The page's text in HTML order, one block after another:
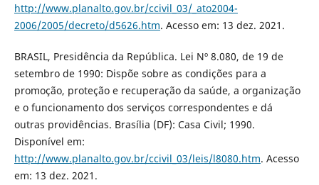
http://www.planalto.gov.br/ccivil_03/_ato2004-
2006/2005/decreto/d5626.htm. Acesso em: 13 dez. 2021.
BRASIL, Presidência da República. Lei Nº 8.080, de 19 de
setembro de 1990: Dispõe sobre as condições para a
promoção, proteção e recuperação da saúde, a organização
e o funcionamento dos serviços correspondentes e dá
outras providências. Brasília (DF): Casa Civil; 1990.
Disponível em:
http://www.planalto.gov.br/ccivil_03/leis/l8080.htm. Acesso
em: 13 dez. 2021.